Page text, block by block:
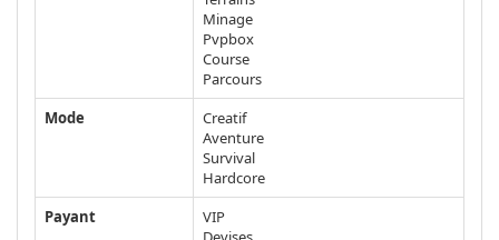
Minage
Pvpbox
Course
Parcours
Mode
Creatif
Aventure
Survival
Hardcore
Payant
VIP